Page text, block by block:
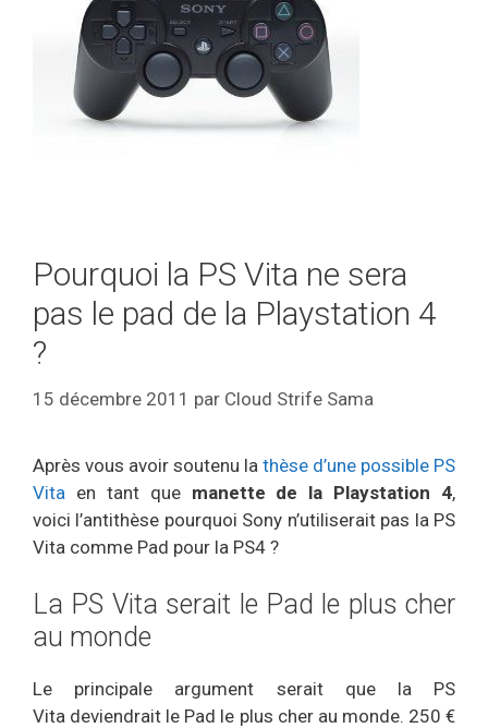
Pourquoi la PS Vita ne sera
pas le pad de la Playstation 4
?
15 décembre 2011 par Cloud Strife Sama
Après vous avoir soutenu la thèse d’une possible PS
Vita en tant que manette de la Playstation 4,
voici l’antithèse pourquoi Sony n’utiliserait pas la PS
Vita comme Pad pour la PS4 ?
La PS Vita serait le Pad le plus cher
au monde
Le principale argument serait que la PS
Vita deviendrait le Pad le plus cher au monde. 250 €